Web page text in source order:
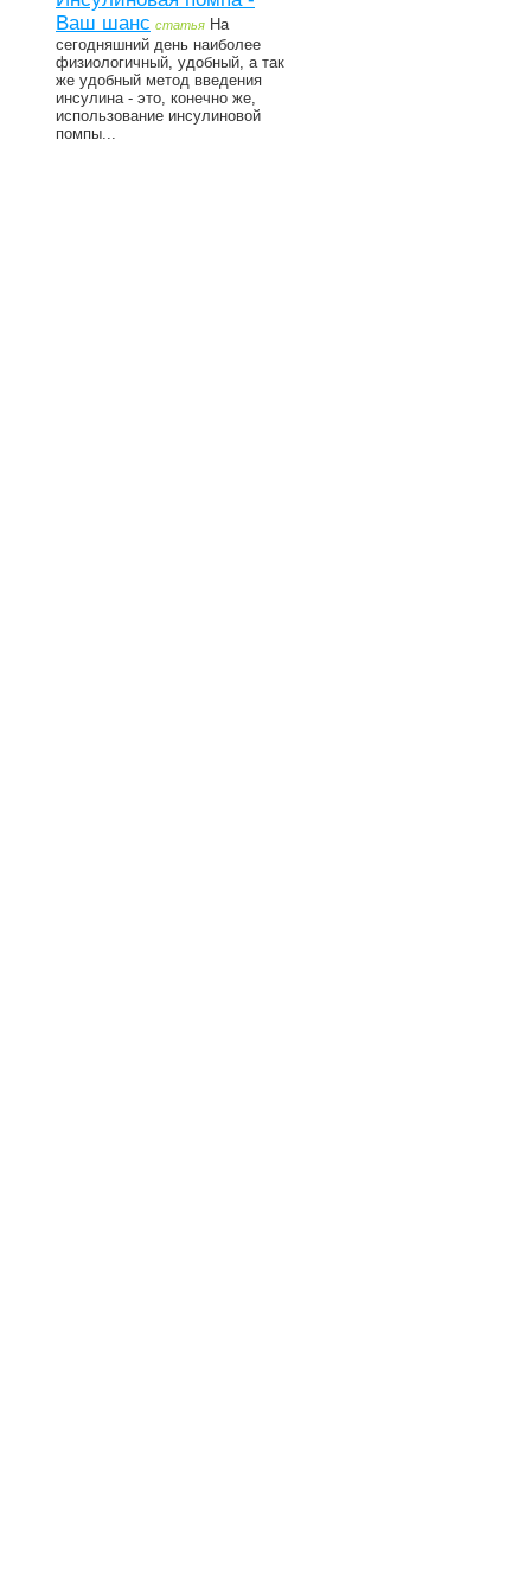
Ваш шанс статья На
сегодняшний день наиболее
физиологичный, удобный, а так
же удобный метод введения
инсулина - это, конечно же,
использование инсулиновой
помпы...